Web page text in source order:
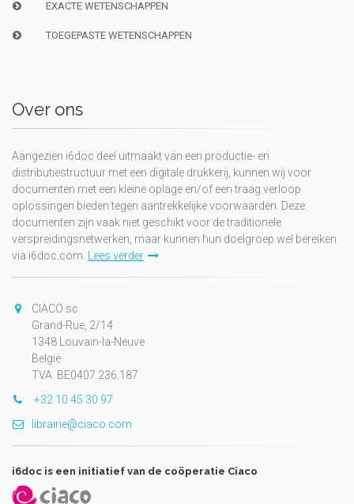
EXACTE WETENSCHAPPEN
TOEGEPASTE WETENSCHAPPEN
Over ons
Aangezien i6doc deel uitmaakt van een productie- en
distributiestructuur met een digitale drukkerij, kunnen wij voor
documenten met een kleine oplage en/of een traag verloop
oplossingen bieden tegen aantrekkelijke voorwaarden. Deze
documenten zijn vaak niet geschikt voor de traditionele
verspreidingsnetwerken, maar kunnen hun doelgroep wel bereiken
via i6doc.com.
Lees verder
CIACO sc
Grand-Rue, 2/14
1348 Louvain-la-Neuve
België
TVA: BE0407.236.187
+32 10 45 30 97
librairie@ciaco.com
i6doc is een initiatief van de coöperatie Ciaco